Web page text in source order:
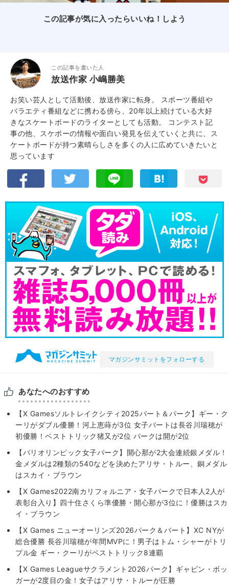
この記事が気に入ったらいいね！しよう
この記事を書いた人
放送作家 小嶋勝美
お笑い芸人として活動後、放送作家に転身。 スポーツ番組や
バラエティ番組などに携わる傍ら、20年以上続けている大好
きなスケートボードのライターとしても活動。 コンテスト記
事の他、スケボーの情報や面白い発見を伝えていくと共に、ス
ケートボードが持つ素晴らしさを多くの人に広めていきたいと
思っています
マガジンサミットをフォローする
あなたへのおすすめ
【X Gamesソルトレイクシティ2025バート＆パーク】ギー・ク
ーリがダブル優勝！河上恵蒔が3位 女子バートは長谷川瑞穂が
初優勝！ベストトリック猪又が2位 パークは開が2位
【パリオリンピック女子パーク】開心那が2大会連続銀メダル！
金メダルは2種類の540などを決めたアリサ・トルー、銅メダル
はスカイ・ブラウン
【X Games2022南カリフォルニア・女子パークで日本人2人が
表彰台入り】四十住さくら準優勝・開心那が3位に！優勝はスカ
イ・ブラウン
【X Games ニューオーリンズ2026パーク＆バート】XC NYが
総合優勝 長谷川瑞穂が年間MVPに！男子はトム・シャーがトリ
プル金 ギー・クーリがベストトリック8連覇
【X Games Leagueサクラメント2026パーク】ギャビン・ボッ
ガーが2度目の金！女子はアリサ・トルーが圧勝